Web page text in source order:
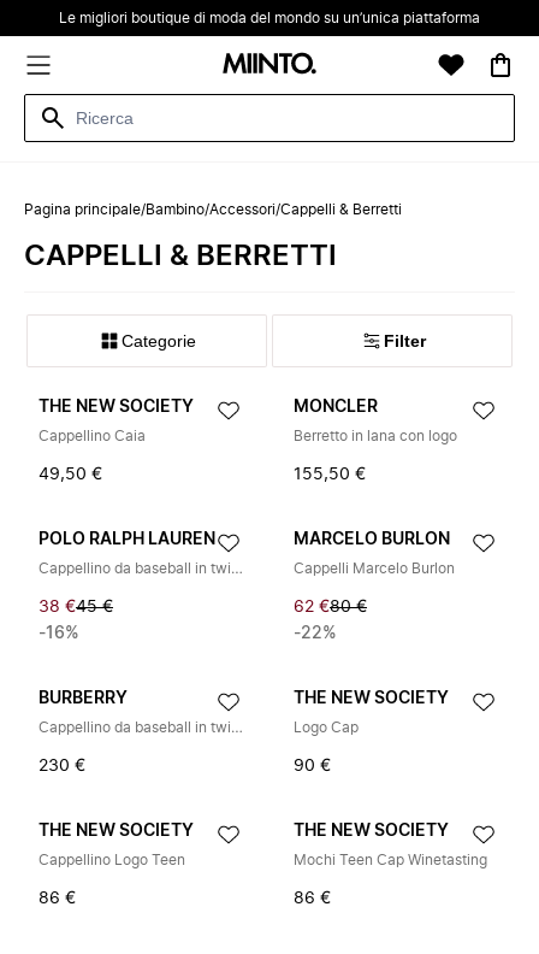
Le migliori boutique di moda del mondo su un’unica piattaforma
Pagina principale/Bambino/Accessori/Cappelli & Berretti
CAPPELLI & BERRETTI
Categorie Filter
THE NEW SOCIETY
Cappellino Caia
49,50 €
MONCLER
Berretto in lana con logo
155,50 €
POLO RALPH LAUREN
Cappellino da baseball in twill di cotone ricamato
38 €45 €
-16%
MARCELO BURLON
Cappelli Marcelo Burlon
62 €80 €
-22%
BURBERRY
Cappellino da baseball in twill a quadri
230 €
THE NEW SOCIETY
Logo Cap
90 €
THE NEW SOCIETY
Cappellino Logo Teen
86 €
THE NEW SOCIETY
Mochi Teen Cap Winetasting
86 €